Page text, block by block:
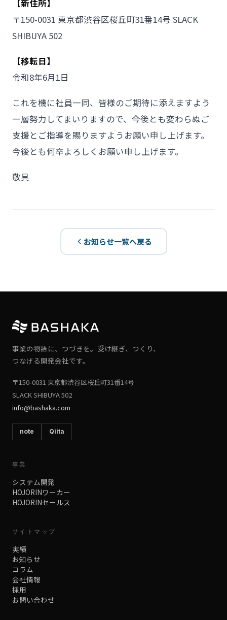
【新住所】
〒150-0031 東京都渋谷区桜丘町31番14号 SLACK
SHIBUYA 502
【移転日】
令和8年6月1日
これを機に社員一同、皆様のご期待に添えますよう
一層努力してまいりますので、今後とも変わらぬご
支援とご指導を賜りますようお願い申し上げます。
今後とも何卒よろしくお願い申し上げます。
敬具
お知らせ一覧へ戻る
事業の物語に、つづきを。受け継ぎ、つくり、
つなげる開発会社です。
〒150-0031 東京都渋谷区桜丘町31番14号
SLACK SHIBUYA 502
info@bashaka.com
note Qiita
事業
システム開発
HOJORINワーカー
HOJORINセールス
サイトマップ
実績
お知らせ
コラム
会社情報
採用
お問い合わせ